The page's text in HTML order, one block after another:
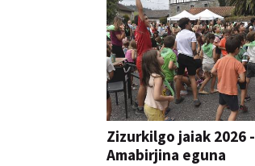
Zizurkilgo jaiak 2026 -
Amabirjina eguna